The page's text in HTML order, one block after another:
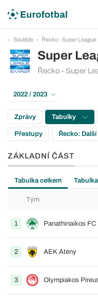
Soutěže Řecko - Super League
Super
Řecko - Super
2022 / 2023
Zprávy Tabulky
Přestupy Řecko:
ZÁKLADNÍ ČÁST
Tabulka celkem
Tým
1 Panathinaikos FC
2 AEK Atény
3 Olympiakos